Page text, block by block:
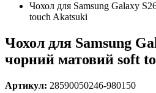
Чохол для Samsung Galaxy
touch Akatsuki
Чохол для Samsung
чорний матовий soft
Артикул: 28590050246-980150